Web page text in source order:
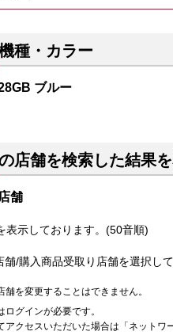
種・カラー
ブルー
店舗を検索した結果
舗
表示しております。(50音順)
/購入商品受取り店舗を選択して
舗を変更することはできません。
ログインが必要です。
アクセスいただいた場合は「ネット